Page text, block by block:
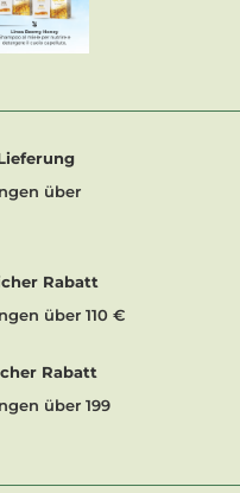
über
Rabatt
über 110 €
Rabatt
über 199